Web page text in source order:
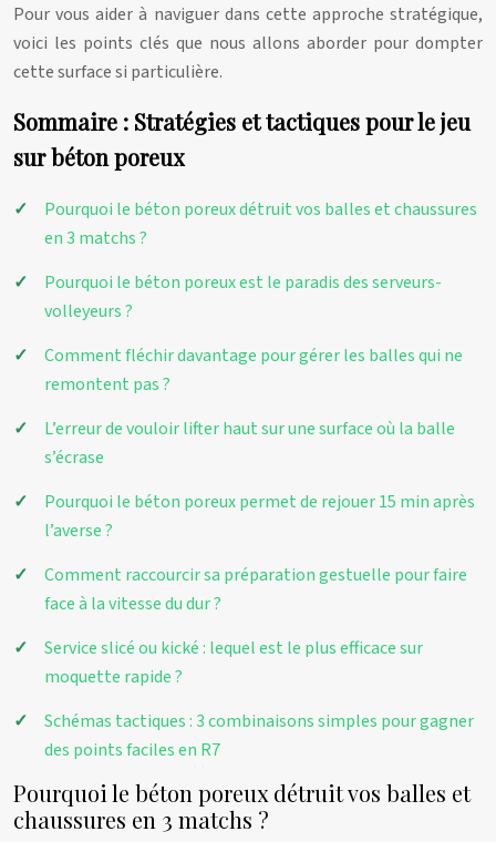
Pour vous aider à naviguer dans cette approche stratégique,
voici les points clés que nous allons aborder pour dompter
cette surface si particulière.
Sommaire : Stratégies et tactiques pour le jeu
sur béton poreux
Pourquoi le béton poreux détruit vos balles et chaussures
en 3 matchs ?
Pourquoi le béton poreux est le paradis des serveurs-
volleyeurs ?
Comment fléchir davantage pour gérer les balles qui ne
remontent pas ?
L’erreur de vouloir lifter haut sur une surface où la balle
s’écrase
Pourquoi le béton poreux permet de rejouer 15 min après
l’averse ?
Comment raccourcir sa préparation gestuelle pour faire
face à la vitesse du dur ?
Service slicé ou kické : lequel est le plus efficace sur
moquette rapide ?
Schémas tactiques : 3 combinaisons simples pour gagner
des points faciles en R7
Pourquoi le béton poreux détruit vos balles et
chaussures en 3 matchs ?